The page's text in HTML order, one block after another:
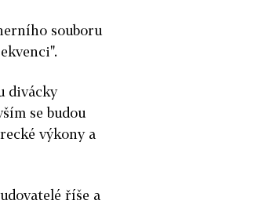
souboru
divácky
se budou
výkony a
říše a